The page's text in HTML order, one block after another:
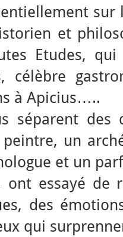
sur
et
Etudes,
célèbre
à Apicius…..
séparent des
un
et un
ont essayé de
des
qui